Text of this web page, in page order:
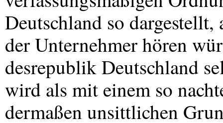
Deutschland so
der Unternehmer hören
desrepublik Deutschland
wird als mit einem so
dermaßen unsittlichen